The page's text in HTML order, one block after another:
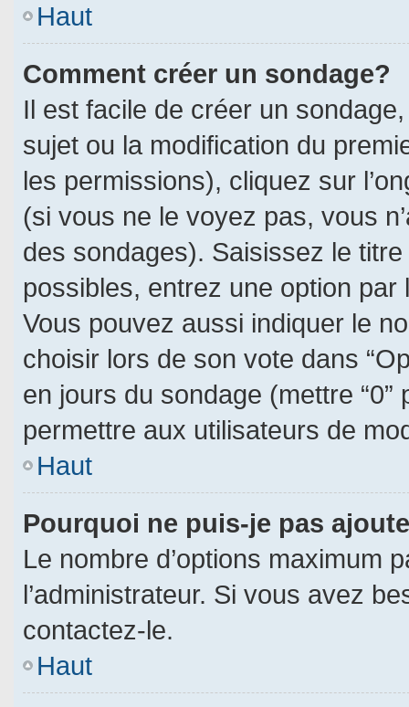
Haut
Comment créer un sondage?
Il est facile de créer un
sujet ou la modification du
les permissions), cliquez sur
(si vous ne le voyez pas, vous
des sondages). Saisissez le
possibles, entrez une option
Vous pouvez aussi indiquer le
choisir lors de son vote dans
en jours du sondage (mettre
permettre aux utilisateurs de
Haut
Pourquoi ne puis-je pas
Le nombre d’options maximum
l’administrateur. Si vous avez
contactez-le.
Haut